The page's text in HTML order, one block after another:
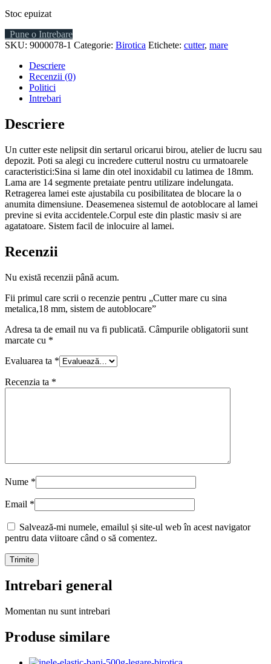
Stoc epuizat
Pune o Intrebare
SKU: 9000078-1 Categorie: Birotica Etichete: cutter, mare
Descriere
Recenzii (0)
Politici
Intrebari
Descriere
Un cutter este nelipsit din sertarul oricarui birou, atelier de lucru sau
depozit. Poti sa alegi cu incredere cutterul nostru cu urmatoarele
caracteristici:Sina si lame din otel inoxidabil cu latimea de 18mm.
Lama are 14 segmente pretaiate pentru utilizare indelungata.
Retragerea lamei este ajustabila cu posibilitatea de blocare la o
anumita dimensiune. Deasemenea sistemul de aotoblocare al lamei
previne si evita accidentele.Corpul este din plastic masiv si are
agatatoare. Sistem facil de inlocuire al lamei.
Recenzii
Nu există recenzii până acum.
Fii primul care scrii o recenzie pentru „Cutter mare cu sina
metalica,18 mm, sistem de autoblocare”
Adresa ta de email nu va fi publicată. Câmpurile obligatorii sunt
marcate cu *
Evaluarea ta *
Recenzia ta *
Nume *
Email *
Salvează-mi numele, emailul și site-ul web în acest navigator
pentru data viitoare când o să comentez.
Intrebari general
Momentan nu sunt intrebari
Produse similare